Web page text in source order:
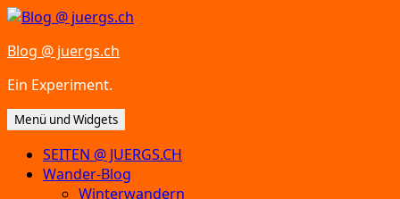
Zum
springen
Blog @ juergs.ch
Ein Experiment.
Menü und Widgets
SEITEN @ JUERGS.CH
Wander-Blog
Winterwandern